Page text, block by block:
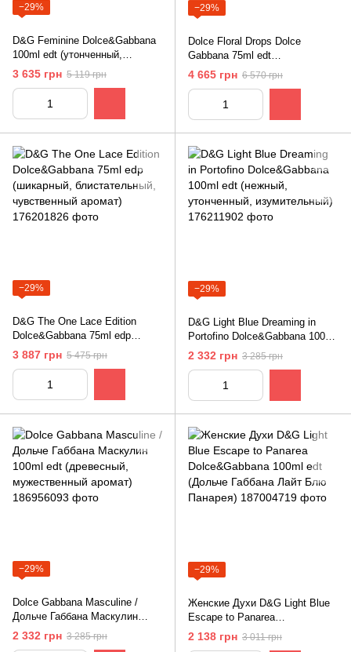
−29%
D&G Feminine Dolce&Gabbana
100ml edt (утонченный,
изящный, женственный
3 635 грн 5 119 грн
−29%
Dolce Floral Drops Dolce
Gabbana 75ml edt
(женственный, яркий, нежный,
жизнерадостный аромат)
4 665 грн 6 570 грн
−29%
D&G The One Lace Edition
Dolce&Gabbana 75ml edp
(шикарный, блистательный,
чувственный аромат)
3 887 грн 5 475 грн
−29%
D&G Light Blue Dreaming in
Portofino Dolce&Gabbana 100ml
edt (нежный, утонченный,
изумительный)
2 332 грн 3 285 грн
−29%
Dolce Gabbana Masculine /
Дольче Габбана Маскулин
100ml edt (древесный,
мужественный аромат)
2 332 грн 3 285 грн
−29%
Женские Духи D&G Light Blue
Escape to Panarea
Dolce&Gabbana 100ml edt
(Дольче Габбана Лайт Блю
2 138 грн 3 011 грн